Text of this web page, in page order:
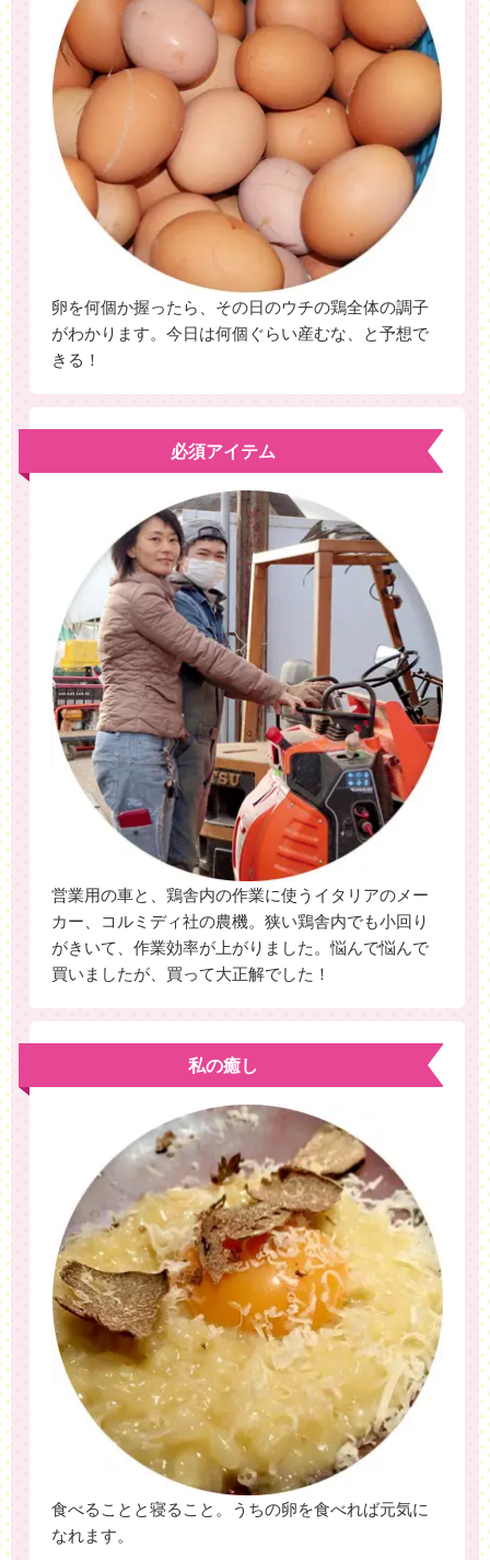
卵を何個か握ったら、その日のウチの鶏全体の調子
がわかります。今日は何個ぐらい産むな、と予想で
きる！
必須アイテム
営業用の車と、鶏舎内の作業に使うイタリアのメー
カー、コルミディ社の農機。狭い鶏舎内でも小回り
がきいて、作業効率が上がりました。悩んで悩んで
買いましたが、買って大正解でした！
私の癒し
食べることと寝ること。うちの卵を食べれば元気に
なれます。